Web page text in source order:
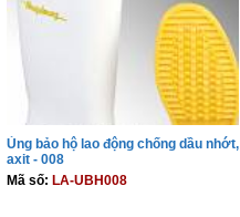
Ủng bảo hộ lao động chống dầu nhớt,
axit - 008
Mã số: LA-UBH008